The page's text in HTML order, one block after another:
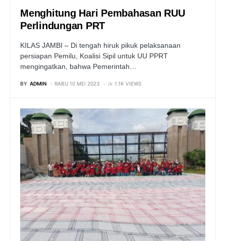
Menghitung Hari Pembahasan RUU
Perlindungan PRT
KILAS JAMBI – Di tengah hiruk pikuk pelaksanaan
persiapan Pemilu, Koalisi Sipil untuk UU PPRT
mengingatkan, bahwa Pemerintah…
BY ADMIN RABU 10 MEI 2023 1.1K VIEWS